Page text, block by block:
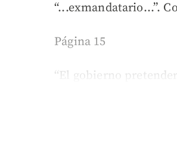
“...exmandatario...”.
Página 15
“El gobierno